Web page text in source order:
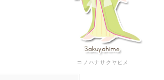
コノハナサクヤビメ